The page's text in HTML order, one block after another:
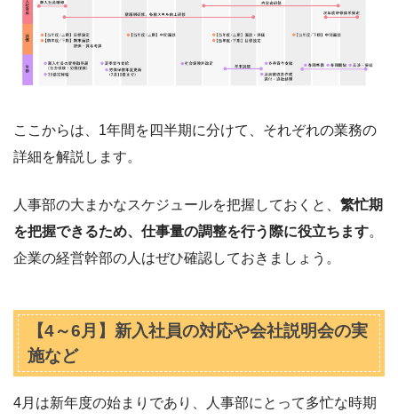
ここからは、1年間を四半期に分けて、それぞれの業務の
詳細を解説します。
人事部の大まかなスケジュールを把握しておくと、 繁忙期
を把握できるため、仕事量の調整を行う際に役立ちます。
企業の経営幹部の人はぜひ確認しておきましょう。
【4～6月】新入社員の対応や会社説明会の実
施など
4月は新年度の始まりであり、人事部にとって多忙な時期